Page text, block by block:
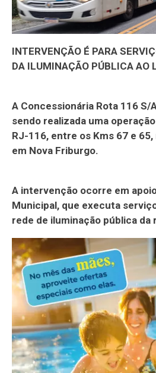
INTERVENÇÃO É PARA
DA ILUMINAÇÃO PÚBLICA AO
A Concessionária Rota 116 S/
sendo realizada uma
RJ-116, entre os Kms 67 e
em Nova Friburgo.
A intervenção ocorre em
Municipal, que executa
rede de iluminação pública da